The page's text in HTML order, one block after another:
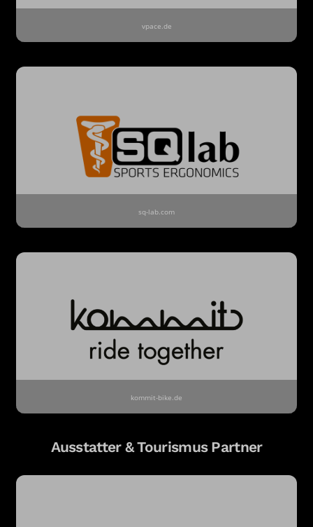
vpace.de
sq-lab.com
kommit-bike.de
Ausstatter & Tourismus Partner